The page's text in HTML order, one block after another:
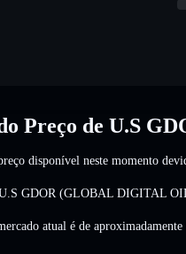
Preço de U.S
disponível neste momento
GDOR (GLOBAL DIGITAL
atual é de aproximadamente